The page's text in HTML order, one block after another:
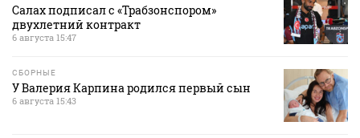
Салах подписал с «Трабзонспором»
двухлетний контракт
6 августа 15:47
СБОРНЫЕ
У Валерия Карпина родился первый сын
6 августа 15:43